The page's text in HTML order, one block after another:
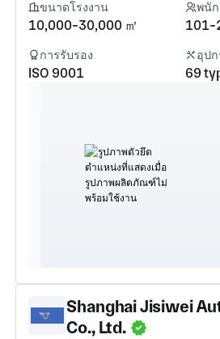
ขนาดโรงงาน
10,000-30,000 ㎡
พนั
101-
การรับรอง
ISO 9001
อุป
69
Shanghai Jisiwei
Co., Ltd.